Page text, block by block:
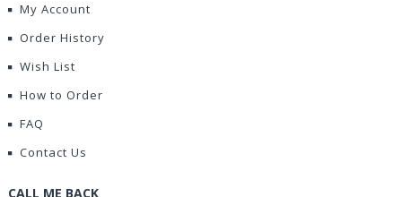
My Account
Order History
Wish List
How to Order
FAQ
Contact Us
CALL ME BACK